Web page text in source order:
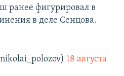
ранее фигурировал в
в деле Сенцова.
18 августа